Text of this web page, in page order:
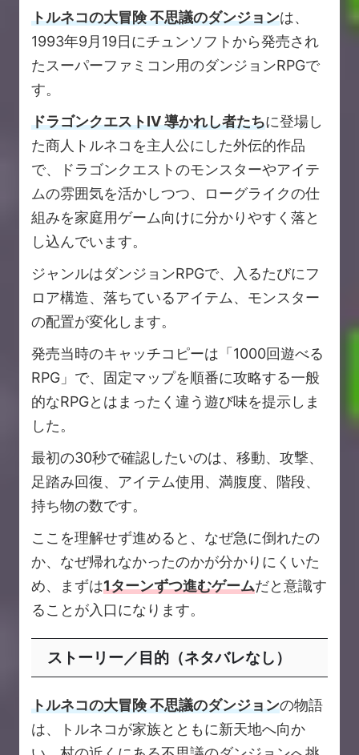
トルネコの大冒険 不思議のダンジョンは、
1993年9月19日にチュンソフトから発売され
たスーパーファミコン用のダンジョンRPGで
す。
ドラゴンクエストIV 導かれし者たちに登場し
た商人トルネコを主人公にした外伝的作品
で、ドラゴンクエストのモンスターやアイテ
ムの雰囲気を活かしつつ、ローグライクの仕
組みを家庭用ゲーム向けに分かりやすく落と
し込んでいます。
ジャンルはダンジョンRPGで、入るたびにフ
ロア構造、落ちているアイテム、モンスター
の配置が変化します。
発売当時のキャッチコピーは「1000回遊べる
RPG」で、固定マップを順番に攻略する一般
的なRPGとはまったく違う遊び味を提示しま
した。
最初の30秒で確認したいのは、移動、攻撃、
足踏み回復、アイテム使用、満腹度、階段、
持ち物の数です。
ここを理解せず進めると、なぜ急に倒れたの
か、なぜ帰れなかったのかが分かりにくいた
め、まずは1ターンずつ進むゲームだと意識す
ることが入口になります。
ストーリー／目的（ネタバレなし）
トルネコの大冒険 不思議のダンジョンの物語
は、トルネコが家族とともに新天地へ向か